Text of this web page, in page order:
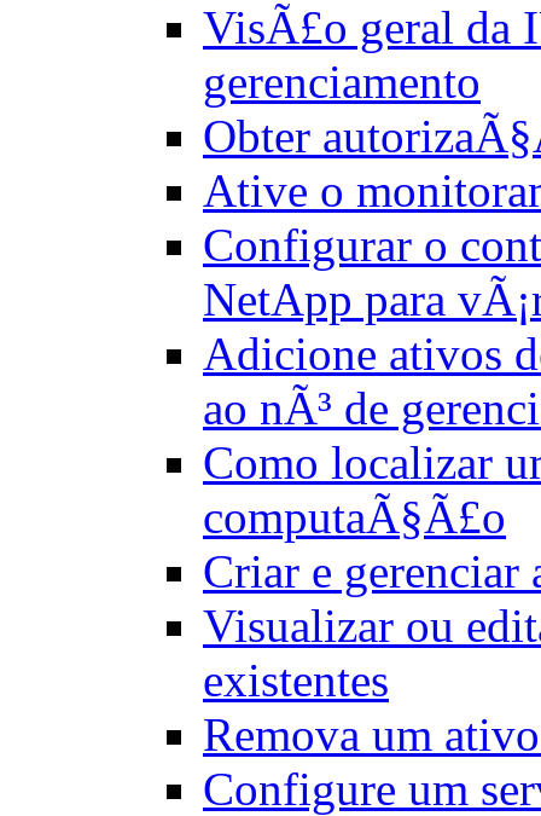
VisÃ£o geral da
gerenciamento
Obter
Ative o
Configurar o
NetApp para
Adicione ativos
ao nÃ³ de
Como localizar
computaÃ§Ã£o
Criar e gerenciar
Visualizar ou
existentes
Remova um
Configure um